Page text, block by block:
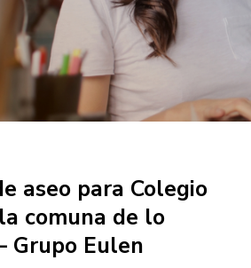
aseo para Colegio
comuna de lo
Grupo Eulen